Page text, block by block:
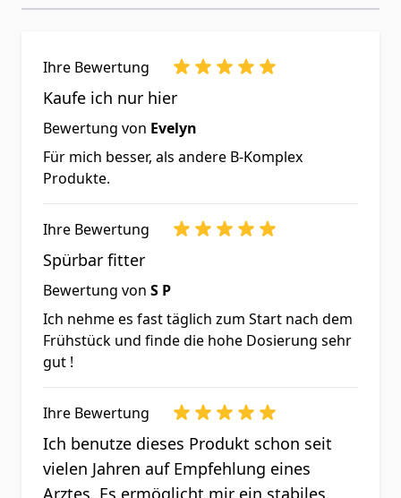
Biotinkann zur normalen psychischen
Folsäure
kann zur Verringerung von
Müdigkeit und Ermüdung beitragen
Niacinamid (B3)
Verringerung von Müdigkeit und
Ermüdung beitragen
Pantothensäure (B5) kann zu einer
normalen geistigen Leistung beitragen
Riboflavin (B2)
die Zellen vor oxidativem Stress zu
schützen
Thiamin (B1)kann zu einer normalen
Jede Kapsel enthält
B1 (Thiamin HCL)
50mg
Geeignet für:Vegetarier und
Ihre Bewertung
Kaufe ich nur hier
Bewertung von Evelyn
Für mich besser, als andere B-Komplex
Produkte.
Ihre Bewertung
Spürbar fitter
Bewertung von S P
Ich nehme es fast täglich zum Start nach dem
Frühstück und finde die hohe Dosierung sehr
gut !
Ihre Bewertung
Ich benutze dieses Produkt schon seit
vielen Jahren auf Empfehlung eines
Arztes. Es ermöglicht mir ein stabiles